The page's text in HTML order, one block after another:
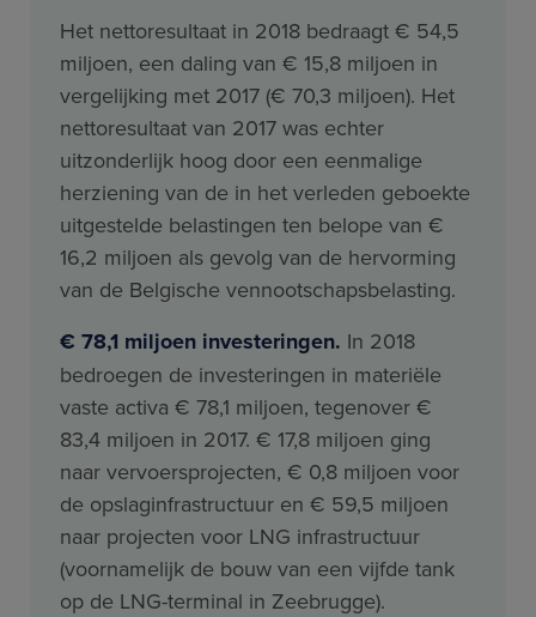
Het nettoresultaat in 2018 bedraagt € 54,5
miljoen, een daling van € 15,8 miljoen in
vergelijking met 2017 (€ 70,3 miljoen). Het
nettoresultaat van 2017 was echter
uitzonderlijk hoog door een eenmalige
herziening van de in het verleden geboekte
uitgestelde belastingen ten belope van €
16,2 miljoen als gevolg van de hervorming
van de Belgische vennootschapsbelasting.
€ 78,1 miljoen investeringen. In 2018
bedroegen de investeringen in materiële
vaste activa € 78,1 miljoen, tegenover €
83,4 miljoen in 2017. € 17,8 miljoen ging
naar vervoersprojecten, € 0,8 miljoen voor
de opslaginfrastructuur en € 59,5 miljoen
naar projecten voor LNG infrastructuur
(voornamelijk de bouw van een vijfde tank
op de LNG-terminal in Zeebrugge).